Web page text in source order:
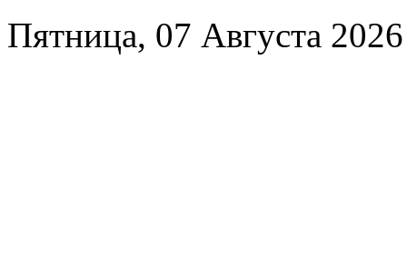
Пятница, 07 Августа 2026